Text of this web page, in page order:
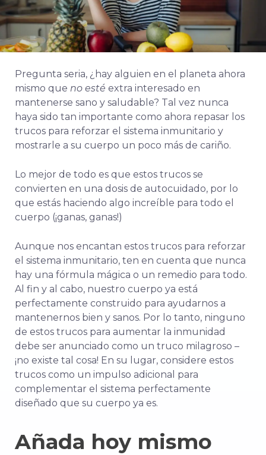
Pregunta seria, ¿hay alguien en el planeta ahora
mismo que no esté extra interesado en
mantenerse sano y saludable? Tal vez nunca
haya sido tan importante como ahora repasar los
trucos para reforzar el sistema inmunitario y
mostrarle a su cuerpo un poco más de cariño.
Lo mejor de todo es que estos trucos se
convierten en una dosis de autocuidado, por lo
que estás haciendo algo increíble para todo el
cuerpo (¡ganas, ganas!)
Aunque nos encantan estos trucos para reforzar
el sistema inmunitario, ten en cuenta que nunca
hay una fórmula mágica o un remedio para todo.
Al fin y al cabo, nuestro cuerpo ya está
perfectamente construido para ayudarnos a
mantenernos bien y sanos. Por lo tanto, ninguno
de estos trucos para aumentar la inmunidad
debe ser anunciado como un truco milagroso –
¡no existe tal cosa! En su lugar, considere estos
trucos como un impulso adicional para
complementar el sistema perfectamente
diseñado que su cuerpo ya es.
Añada hoy mismo